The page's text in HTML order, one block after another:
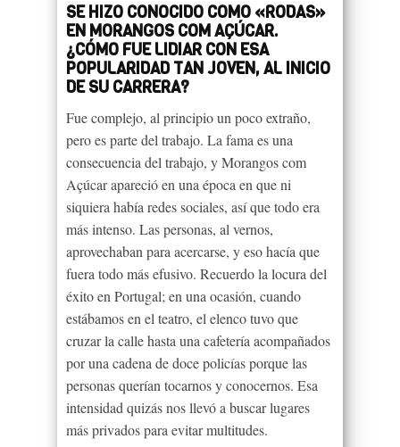
SE HIZO CONOCIDO COMO «RODAS»
EN MORANGOS COM AÇÚCAR.
¿CÓMO FUE LIDIAR CON ESA
POPULARIDAD TAN JOVEN, AL INICIO
DE SU CARRERA?
Fue complejo, al principio un poco extraño,
pero es parte del trabajo. La fama es una
consecuencia del trabajo, y Morangos com
Açúcar apareció en una época en que ni
siquiera había redes sociales, así que todo era
más intenso. Las personas, al vernos,
aprovechaban para acercarse, y eso hacía que
fuera todo más efusivo. Recuerdo la locura del
éxito en Portugal; en una ocasión, cuando
estábamos en el teatro, el elenco tuvo que
cruzar la calle hasta una cafetería acompañados
por una cadena de doce policías porque las
personas querían tocarnos y conocernos. Esa
intensidad quizás nos llevó a buscar lugares
más privados para evitar multitudes.